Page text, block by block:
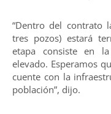
“Dentro del contrato
tres pozos) estará
etapa consiste en
elevado. Esperamos
cuente con la
población”, dijo.